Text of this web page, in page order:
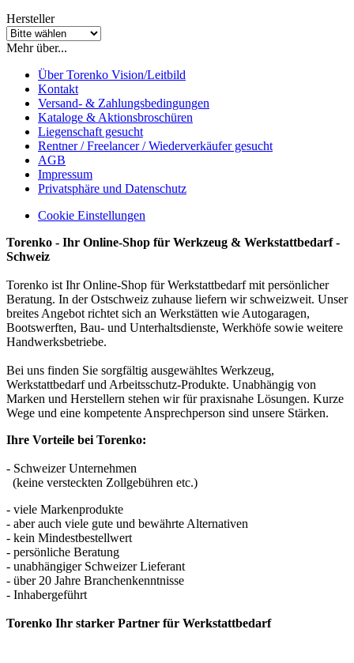
Hersteller
Mehr über...
Über Torenko Vision/Leitbild
Kontakt
Versand- & Zahlungsbedingungen
Kataloge & Aktionsbroschüren
Liegenschaft gesucht
Rentner / Freelancer / Wiederverkäufer gesucht
AGB
Impressum
Privatsphäre und Datenschutz
Cookie Einstellungen
Torenko - Ihr Online-Shop für Werkzeug & Werkstattbedarf -
Schweiz
Torenko ist Ihr Online-Shop für Werkstattbedarf mit persönlicher
Beratung. In der Ostschweiz zuhause liefern wir schweizweit. Unser
breites Angebot richtet sich an Werkstätten wie Autogaragen,
Bootswerften, Bau- und Unterhaltsdienste, Werkhöfe sowie weitere
Handwerksbetriebe.
Bei uns finden Sie sorgfältig ausgewähltes Werkzeug,
Werkstattbedarf und Arbeitsschutz-Produkte. Unabhängig von
Marken und Herstellern stehen wir für praxisnahe Lösungen. Kurze
Wege und eine kompetente Ansprechperson sind unsere Stärken.
Ihre Vorteile bei Torenko:
- Schweizer Unternehmen
(keine versteckten Zollgebühren etc.)
- viele Markenprodukte
- aber auch viele gute und bewährte Alternativen
- kein Mindestbestellwert
- persönliche Beratung
- unabhängiger Schweizer Lieferant
- über 20 Jahre Branchenkenntnisse
- Inhabergeführt
Torenko Ihr starker Partner für Werkstattbedarf